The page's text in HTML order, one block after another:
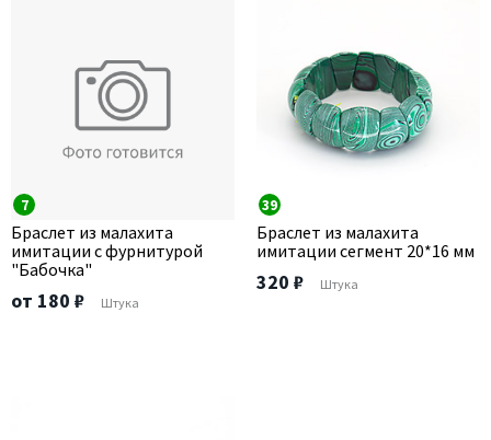
7
Браслет из малахита
имитации с фурнитурой
"Бабочка"
от 180 ₽ Штука
39
Браслет из малахита
имитации сегмент 20*16 мм
320 ₽ Штука